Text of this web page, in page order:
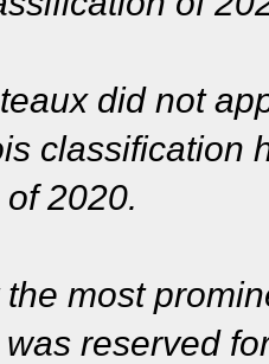
did not
classification
2020.
most
reserved